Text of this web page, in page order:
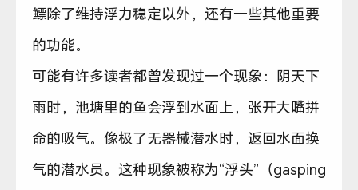
鳔除了维持浮力稳定以外，还有一些其他重要
的功能。
可能有许多读者都曾发现过一个现象：阴天下
雨时，池塘里的鱼会浮到水面上，张开大嘴拼
命的吸气。像极了无器械潜水时，返回水面换
气的潜水员。这种现象被称为“浮头”（gasping